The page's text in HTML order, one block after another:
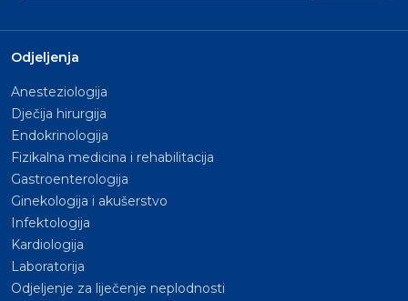
Odjeljenja
Anesteziologija
Dječija hirurgija
Endokrinologija
Fizikalna medicina i rehabilitacija
Gastroenterologija
Ginekologija i akušerstvo
Infektologija
Kardiologija
Laboratorija
Odjeljenje za liječenje neplodnosti